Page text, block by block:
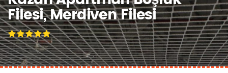
Filesi, Merdiven Filesi